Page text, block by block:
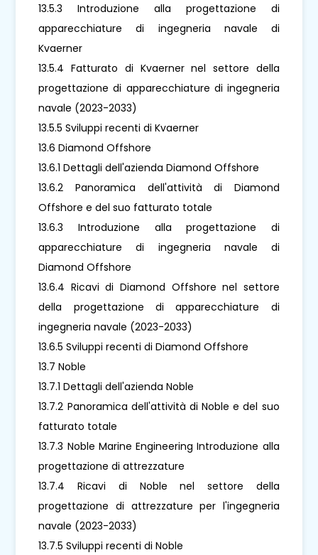
13.5.3 Introduzione alla progettazione di
apparecchiature di ingegneria navale di
Kvaerner
13.5.4 Fatturato di Kvaerner nel settore della
progettazione di apparecchiature di ingegneria
navale (2023-2033)
13.5.5 Sviluppi recenti di Kvaerner
13.6 Diamond Offshore
13.6.1 Dettagli dell'azienda Diamond Offshore
13.6.2 Panoramica dell'attività di Diamond
Offshore e del suo fatturato totale
13.6.3 Introduzione alla progettazione di
apparecchiature di ingegneria navale di
Diamond Offshore
13.6.4 Ricavi di Diamond Offshore nel settore
della progettazione di apparecchiature di
ingegneria navale (2023-2033)
13.6.5 Sviluppi recenti di Diamond Offshore
13.7 Noble
13.7.1 Dettagli dell'azienda Noble
13.7.2 Panoramica dell'attività di Noble e del suo
fatturato totale
13.7.3 Noble Marine Engineering Introduzione alla
progettazione di attrezzature
13.7.4 Ricavi di Noble nel settore della
progettazione di attrezzature per l'ingegneria
navale (2023-2033)
13.7.5 Sviluppi recenti di Noble